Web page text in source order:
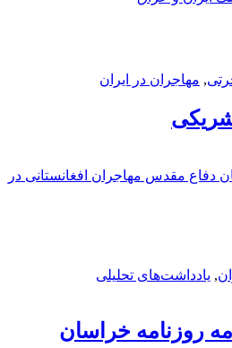
, مهاجران در ایران
, یادداشت‌های تحلیلی
روزنامه خراسان